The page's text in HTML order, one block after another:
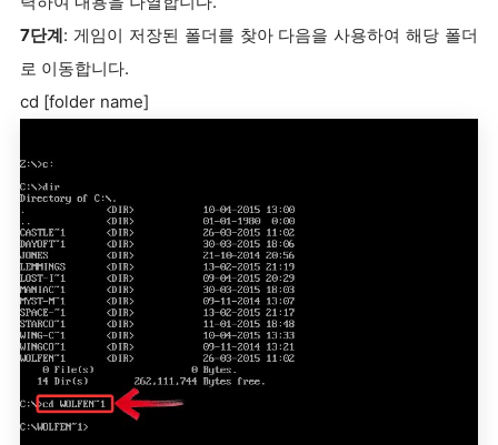
7단계: 게임이 저장된 폴더를 찾아 다음을 사용하여 해당 폴더
로 이동합니다.
cd [folder name]